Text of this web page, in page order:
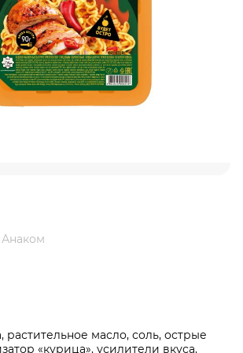
масло, соль, острые
«курица», усилители вкуса,